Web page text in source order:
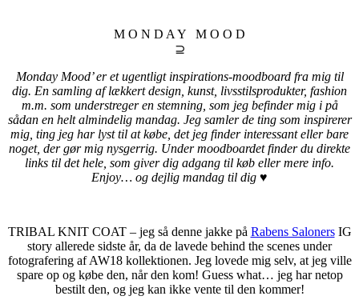
M O N D A Y M O O D
⊇
Monday Mood’ er et ugentligt inspirations-moodboard fra mig til
dig. En samling af lækkert design, kunst, livsstilsprodukter, fashion
m.m. som understreger en stemning, som jeg befinder mig i på
sådan en helt almindelig mandag. Jeg samler de ting som inspirerer
mig, ting jeg har lyst til at købe, det jeg finder interessant eller bare
noget, der gør mig nysgerrig. Under moodboardet finder du direkte
links til det hele, som giver dig adgang til køb eller mere info.
Enjoy… og dejlig mandag til dig ♥
TRIBAL KNIT COAT – jeg så denne jakke på Rabens SalonersIG
story allerede sidste år, da de lavede behind the scenes under
fotografering af AW18 kollektionen. Jeg lovede mig selv, at jeg ville
spare op og købe den, når den kom! Guess what… jeg har netop
bestilt den, og jeg kan ikke vente til den kommer!